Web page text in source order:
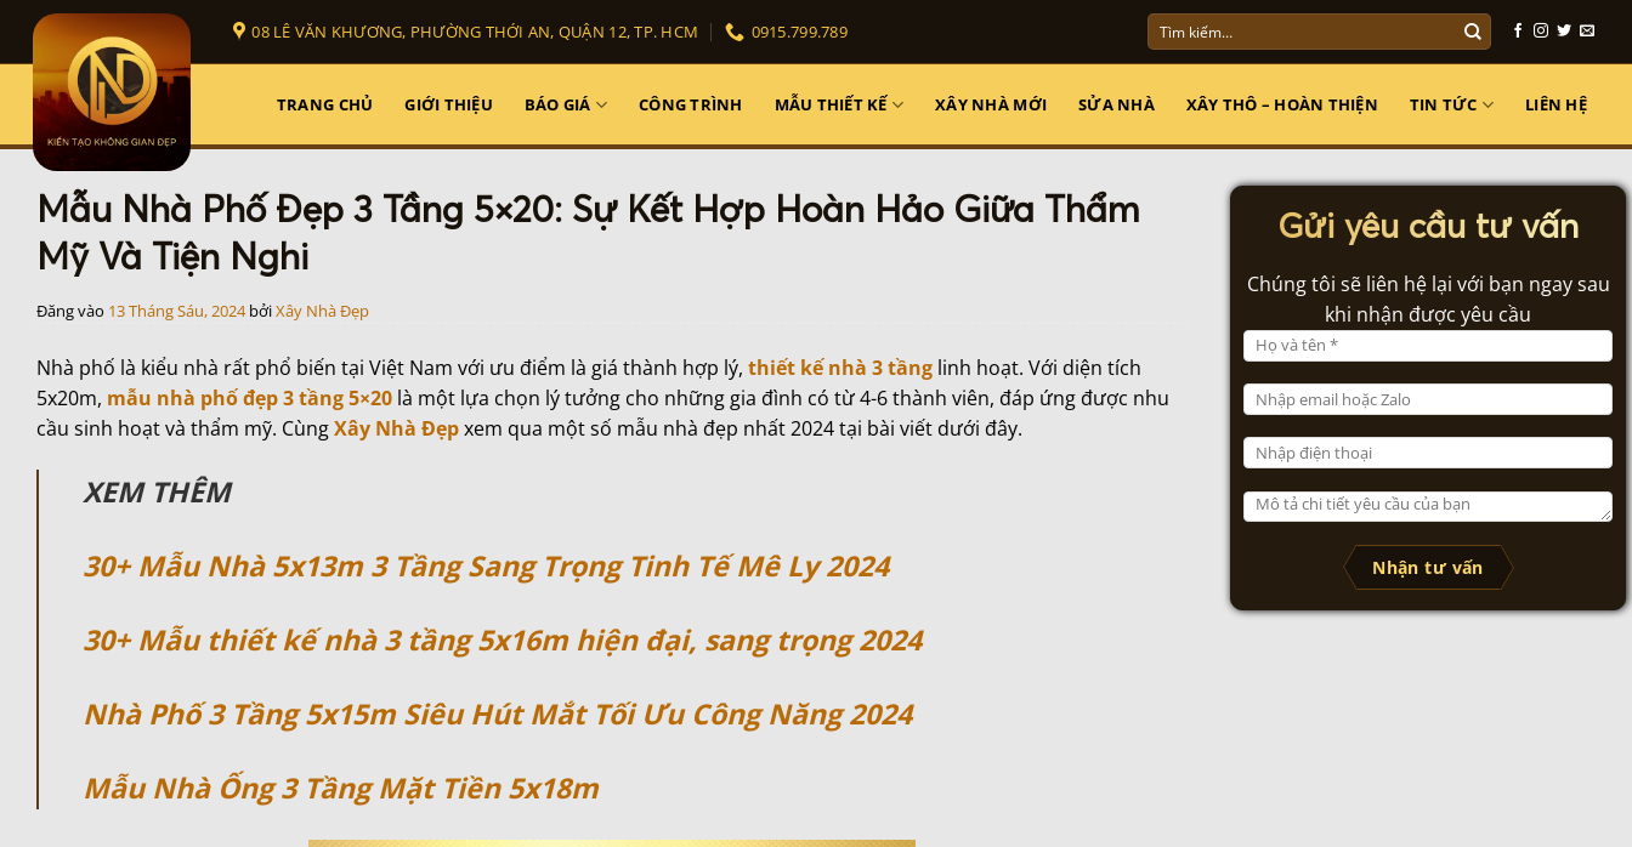
qua
dung
08 LÊ VĂN KHƯƠNG, PHƯỜNG THỚI AN, QUẬN 12, TP. HCM 0915.799.789
Tìm
kiếm:
TRANG CHỦ GIỚI THIỆU BÁO GIÁ CÔNG TRÌNH MẪU THIẾT KẾ XÂY NHÀ MỚI SỬA NHÀ XÂY THÔ – HOÀN THIỆN TIN TỨC LIÊN HỆ
Mẫu Nhà Phố Đẹp 3 Tầng 5×20: Sự Kết Hợp Hoàn Hảo Giữa Thẩm
Mỹ Và Tiện Nghi
Đăng vào 13 Tháng Sáu, 2024 bởiXây Nhà Đẹp
Nhà phố là kiểu nhà rất phổ biến tại Việt Nam với ưu điểm là giá thành hợp lý, thiết kế nhà 3 tầng linh hoạt. Với diện tích
5x20m, mẫu nhà phố đẹp 3 tầng 5×20 là một lựa chọn lý tưởng cho những gia đình có từ 4-6 thành viên, đáp ứng được nhu
cầu sinh hoạt và thẩm mỹ. CùngXây Nhà Đẹpxem qua một số mẫu nhà đẹp nhất 2024 tại bài viết dưới đây.
XEM THÊM
30+ Mẫu Nhà 5x13m 3 Tầng Sang Trọng Tinh Tế Mê Ly 2024
30+ Mẫu thiết kế nhà 3 tầng 5x16m hiện đại, sang trọng 2024
Nhà Phố 3 Tầng 5x15m Siêu Hút Mắt Tối Ưu Công Năng 2024
Mẫu Nhà Ống 3 Tầng Mặt Tiền 5x18m
Gửi yêu cầu tư vấn
Chúng tôi sẽ liên hệ lại với bạn ngay sau
khi nhận được yêu cầu
Nhận tư vấn